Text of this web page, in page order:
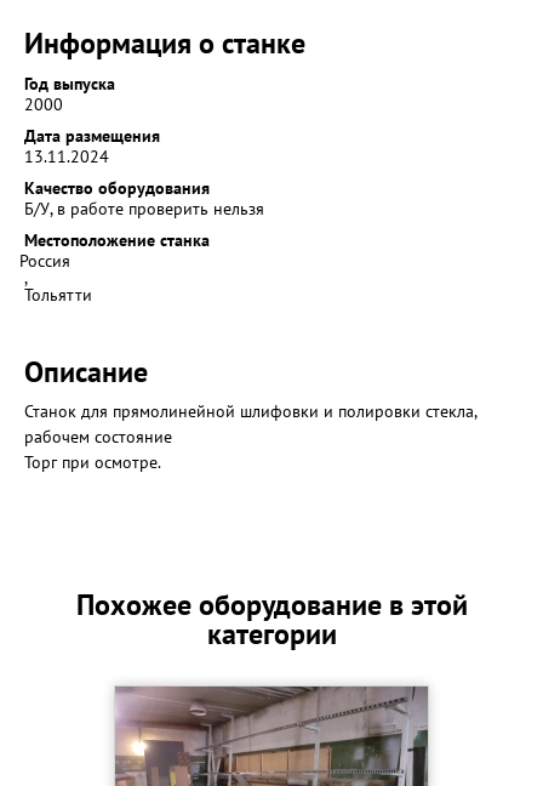
Информация о станке
Год выпуска
2000
Дата размещения
13.11.2024
Качество оборудования
Б/У, в работе проверить нельзя
Местоположение станка
Россия
,
Тольятти
Описание
Станок для прямолинейной шлифовки и полировки стекла,
рабочем состояние
Торг при осмотре.
Похожее оборудование в этой
категории